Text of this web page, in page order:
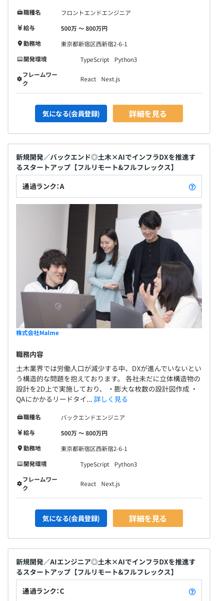
職種名
フロントエンドエンジニア
給与
500万 〜 800万円
勤務地
東京都新宿区西新宿2-6-1
開発環境
TypeScript
Python3
フレームワー
ク
React Next.js
気になる(会員登録) 詳細を見る
新規開発／バックエンド◎土木×AIでインフラDXを推進す
るスタートアップ【フルリモート&フルフレックス】
通過ランク：A
株式会社Malme
職務内容
土木業界では労働人口が減少する中、DXが進んでいないとい
う構造的な問題を抱えております。 各社未だに立体構造物の
設計を2D上で実施しており、 ・膨大な枚数の設計図作成 ・
QAにかかるリードタイ... 詳しく見る
職種名
バックエンドエンジニア
給与
500万 〜 800万円
勤務地
東京都新宿区西新宿2-6-1
開発環境
TypeScript
Python3
フレームワー
ク
React Next.js
気になる(会員登録) 詳細を見る
新規開発／AIエンジニア◎土木×AIでインフラDXを推進す
るスタートアップ【フルリモート&フルフレックス】
通過ランク：C